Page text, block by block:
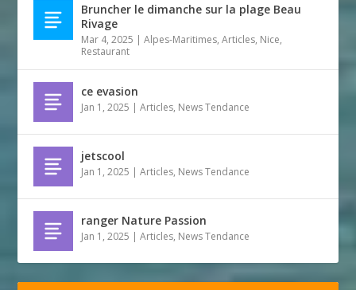
Bruncher le dimanche sur la plage Beau
Rivage
Mar 4, 2025 |Alpes-Maritimes,Articles, Nice,
Restaurant
ce evasion
Jan 1, 2025 |Articles, News Tendance
jetscool
Jan 1, 2025 |Articles, News Tendance
ranger Nature Passion
Jan 1, 2025 |Articles, News Tendance